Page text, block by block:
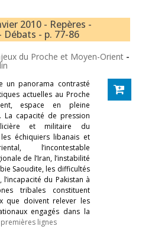
2010 - Repères -
Débats - p. 77-86
du Proche et Moyen-Orient -
un panorama contrasté
actuelles au Proche
espace en pleine
La capacité de pression
et militaire du
échiquiers libanais et
l’incontestable
de l’Iran, l’instabilité
Saoudite, les difficultés
l’incapacité du Pakistan à
tribales constituent
que doivent relever les
engagés dans la
lignes